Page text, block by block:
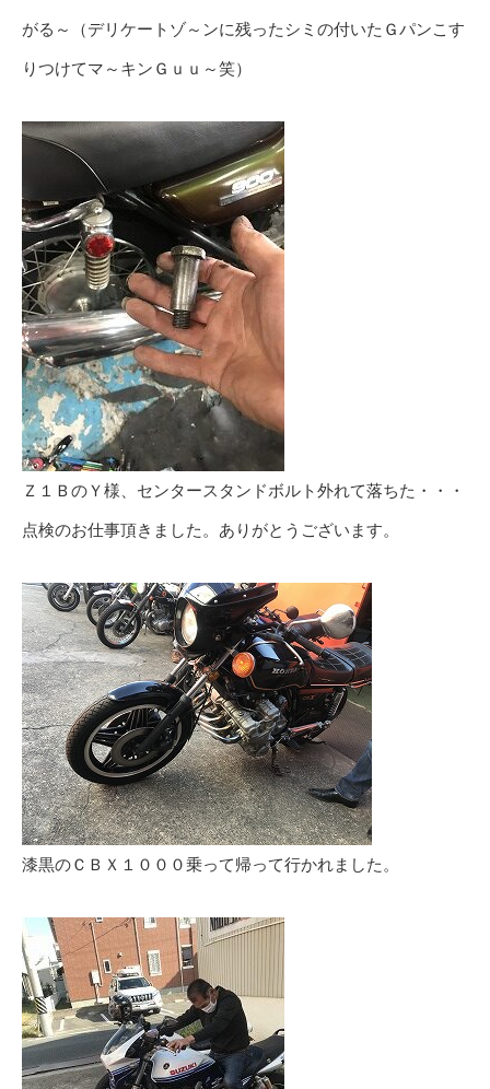
がる～（デリケートゾ～ンに残ったシミの付いたＧパンこす
りつけてマ～キンＧｕｕ～笑）
Ｚ１ＢのＹ様、センタースタンドボルト外れて落ちた・・・
点検のお仕事頂きました。ありがとうございます。
漆黒のＣＢＸ１０００乗って帰って行かれました。